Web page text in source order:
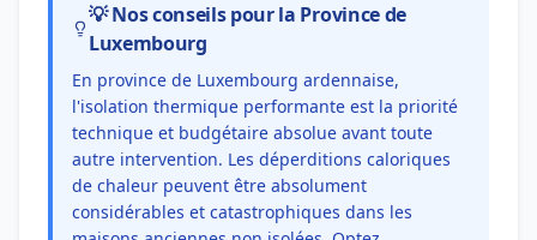
💡 Nos conseils pour la Province de
Luxembourg
En province de Luxembourg ardennaise,
l'isolation thermique performante est la priorité
technique et budgétaire absolue avant toute
autre intervention. Les déperditions caloriques
de chaleur peuvent être absolument
considérables et catastrophiques dans les